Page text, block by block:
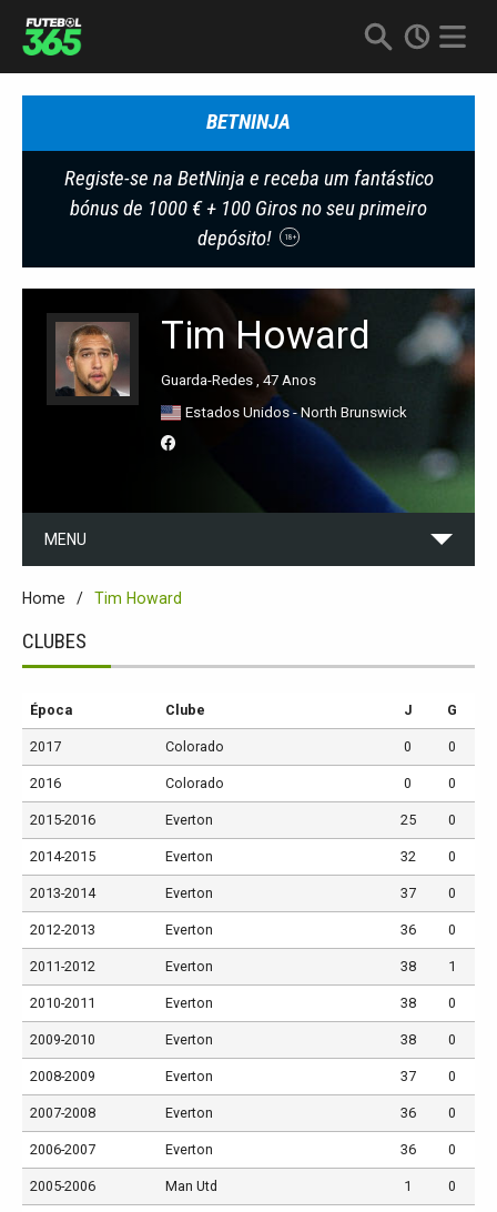
BETNINJA
Registe-se na BetNinja e receba um fantástico
bónus de 1000 € + 100 Giros no seu primeiro
depósito!
18+
Tim Howard
Guarda-Redes , 47 Anos
Estados Unidos - North Brunswick
MENU
Home Tim Howard
CLUBES
Época Clube J G
2017 Colorado 0 0
2016 Colorado 0 0
2015-2016 Everton 25 0
2014-2015 Everton 32 0
2013-2014 Everton 37 0
2012-2013 Everton 36 0
2011-2012 Everton 38 1
2010-2011 Everton 38 0
2009-2010 Everton 38 0
2008-2009 Everton 37 0
2007-2008 Everton 36 0
2006-2007 Everton 36 0
2005-2006 Man Utd 1 0